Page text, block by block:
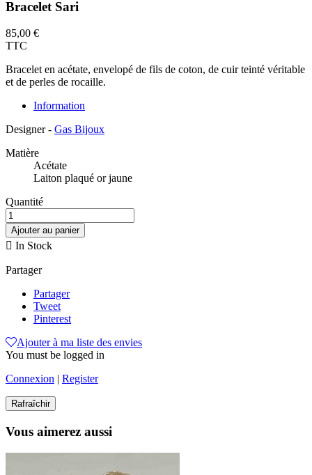
Bracelet Sari
85,00 €
TTC
Bracelet en acétate, envelopé de fils de coton, de cuir teinté véritable
et de perles de rocaille.
Information
Designer - Gas Bijoux
Matière
Acétate
Laiton plaqué or jaune
Quantité
Ajouter au panier
 In Stock
Partager
Partager
Tweet
Pinterest
Ajouter à ma liste des envies
You must be logged in
Connexion | Register
Vous aimerez aussi